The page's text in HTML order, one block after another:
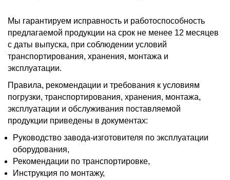
Мы гарантируем исправность и работоспособность
предлагаемой продукции на срок не менее 12 месяцев
с даты выпуска, при соблюдении условий
транспортирования, хранения, монтажа и
эксплуатации.
Правила, рекомендации и требования к условиям
погрузки, транспортирования, хранения, монтажа,
эксплуатации и обслуживания поставляемой
продукции приведены в документах:
Руководство завода-изготовителя по эксплуатации
оборудования,
Рекомендации по транспортировке,
Инструкция по монтажу,